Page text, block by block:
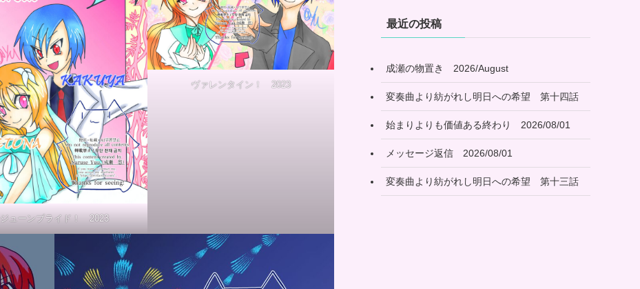
ジューンブライド！ 2023
ヴァレンタイン！ 2023
最近の投稿
成瀬の物置き 2026/August
変奏曲より紡がれし明日への希望 第十四話
始まりよりも価値ある終わり 2026/08/01
メッセージ返信 2026/08/01
変奏曲より紡がれし明日への希望 第十三話